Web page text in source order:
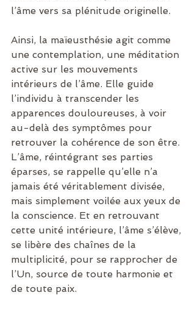
l’âme vers sa plénitude originelle.
Ainsi, la maïeusthésie agit comme
une contemplation, une méditation
active sur les mouvements
intérieurs de l’âme. Elle guide
l’individu à transcender les
apparences douloureuses, à voir
au-delà des symptômes pour
retrouver la cohérence de son être.
L’âme, réintégrant ses parties
éparses, se rappelle qu’elle n’a
jamais été véritablement divisée,
mais simplement voilée aux yeux de
la conscience. Et en retrouvant
cette unité intérieure, l’âme s’élève,
se libère des chaînes de la
multiplicité, pour se rapprocher de
l’Un, source de toute harmonie et
de toute paix.